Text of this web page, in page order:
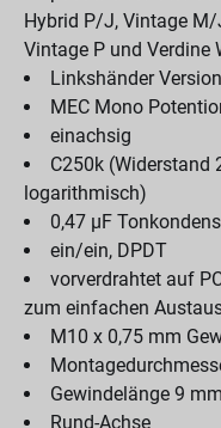
Hybrid P/J, Vintage M/
Vintage P und Verdine
Linkshänder Version
MEC Mono
einachsig
C250k (Widerstand
logarithmisch)
0,47 µF
ein/ein, DPDT
vorverdrahtet auf
zum einfachen
M10 x 0,75 mm
Gewindelänge 9 mm
Rund-Achse